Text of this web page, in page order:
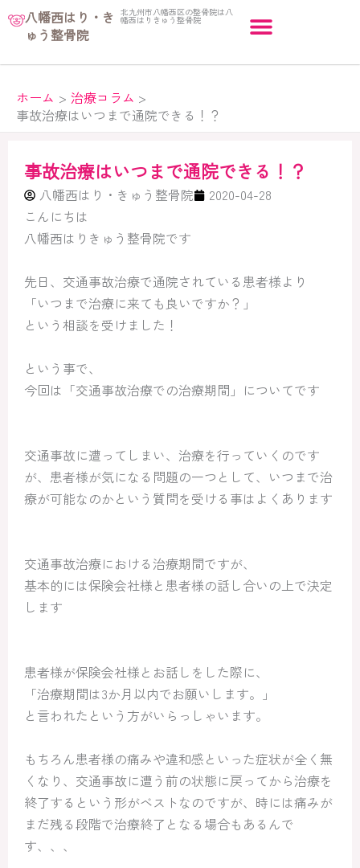
内
容
八幡西はり・き
ゅう整骨院
北九州市八幡西区の整骨院は八
幡西はりきゅう整骨院
ホーム
治療コラム
事故治療はいつまで通院できる！？
事故治療はいつまで通院できる！？
八幡西はり・きゅう整骨院
2020-04-28
こんにちは
八幡西はりきゅう整骨院です
先日、交通事故治療で通院されている患者様より
「いつまで治療に来ても良いですか？」
という相談を受けました！
という事で、
今回は「交通事故治療での治療期間」についてです
交通事故に遭ってしまい、治療を行っていくのです
が、患者様が気になる問題の一つとして、いつまで治
療が可能なのかという質問を受ける事はよくあります
交通事故治療における治療期間ですが、
基本的には保険会社様と患者様の話し合いの上で決定
します
患者様が保険会社様とお話しをした際に、
「治療期間は3か月以内でお願いします。」
と言われたという方がいらっしゃいます。
もちろん患者様の痛みや違和感といった症状が全く無
くなり、交通事故に遭う前の状態に戻ってから治療を
終了するという形がベストなのですが、時には痛みが
まだ残る段階で治療終了となる場合もあるんで
す、、、